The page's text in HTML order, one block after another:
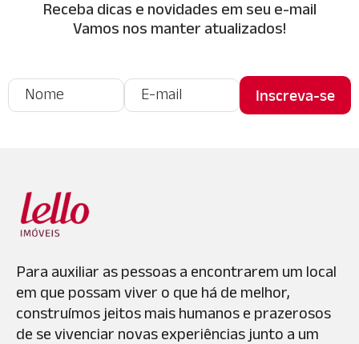
Receba dicas e novidades em seu e-mail
Vamos nos manter atualizados!
Para auxiliar as pessoas a encontrarem um local
em que possam viver o que há de melhor,
construímos jeitos mais humanos e prazerosos
de se vivenciar novas experiências junto a um